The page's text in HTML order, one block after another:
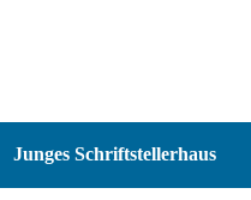
Junges Schriftstellerhaus